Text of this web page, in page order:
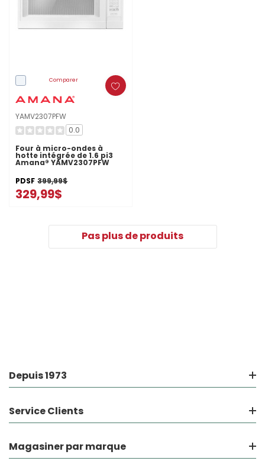
Comparer
YAMV2307PFW
0.0
Four à micro-ondes à
hotte intégrée de 1.6 pi3
Amana® YAMV2307PFW
PDSF 399,99$
329,99$
Pas plus de produits
Depuis 1973
Service Clients
Magasiner par marque